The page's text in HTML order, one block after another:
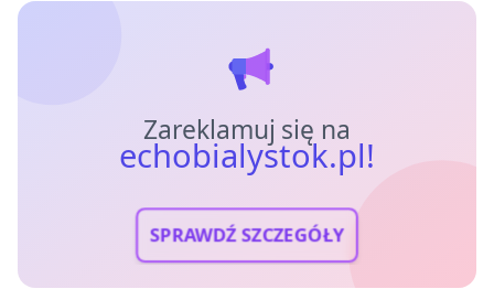
Zareklamuj się na
echobialystok.pl!
SPRAWDŹ SZCZEGÓŁY